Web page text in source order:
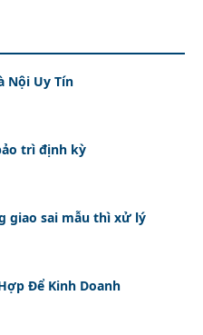
Nội Uy Tín
trì định kỳ
giao sai mẫu thì xử lý
Để Kinh Doanh